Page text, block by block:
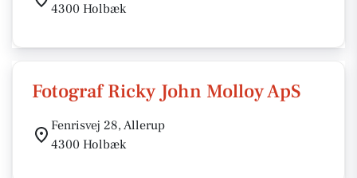
4300 Holbæk
Fotograf Ricky John Molloy ApS
Fenrisvej 28, Allerup
4300 Holbæk